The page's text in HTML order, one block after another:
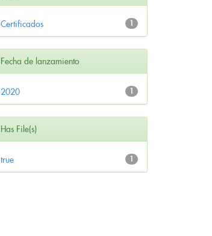
1
Certificados
Fecha de lanzamiento
1
2020
Has File(s)
1
true